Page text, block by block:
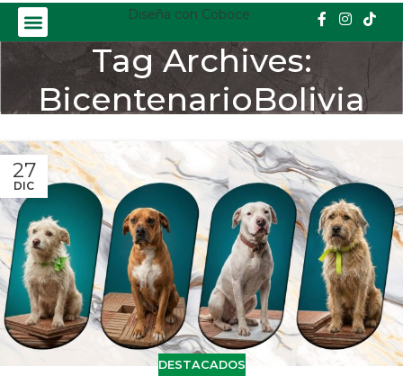
Diseña con Coboce
Tag Archives:
BicentenarioBolivia
27
DIC
DESTACADOS